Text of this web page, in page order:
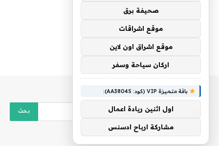
صحيفة برق
موقع اشراقات
موقع اشراق اون لاين
اركان سياحة وسفر
باقة متميزة VIP (كود: AA38045):
اول اثنين ريادة اعمال
مشاركة ارباح ادسنس